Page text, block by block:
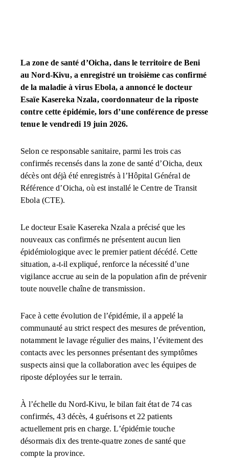
La zone de santé d’Oicha, dans le territoire de Beni
au Nord-Kivu, a enregistré un troisième cas confirmé
de la maladie à virus Ebola, a annoncé le docteur
Esaïe Kasereka Nzala, coordonnateur de la riposte
contre cette épidémie, lors d’une conférence de presse
tenue le vendredi 19 juin 2026.
Selon ce responsable sanitaire, parmi les trois cas
confirmés recensés dans la zone de santé d’Oicha, deux
décès ont déjà été enregistrés à l’Hôpital Général de
Référence d’Oicha, où est installé le Centre de Transit
Ebola (CTE).
Le docteur Esaïe Kasereka Nzala a précisé que les
nouveaux cas confirmés ne présentent aucun lien
épidémiologique avec le premier patient décédé. Cette
situation, a-t-il expliqué, renforce la nécessité d’une
vigilance accrue au sein de la population afin de prévenir
toute nouvelle chaîne de transmission.
Face à cette évolution de l’épidémie, il a appelé la
communauté au strict respect des mesures de prévention,
notamment le lavage régulier des mains, l’évitement des
contacts avec les personnes présentant des symptômes
suspects ainsi que la collaboration avec les équipes de
riposte déployées sur le terrain.
À l’échelle du Nord-Kivu, le bilan fait état de 74 cas
confirmés, 43 décès, 4 guérisons et 22 patients
actuellement pris en charge. L’épidémie touche
désormais dix des trente-quatre zones de santé que
compte la province.